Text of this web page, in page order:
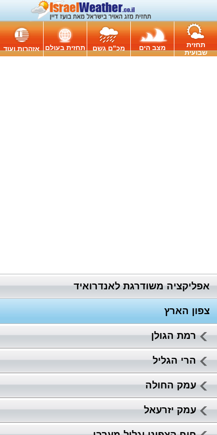
תחזית
שבועית
מצב הים מכ"ם גשם תחזית בעולם אזהרות ועוד
אפליקציה משודרגת לאנדרואיד
צפון הארץ
רמת הגולן
הרי הגליל
עמק החולה
עמק יזרעאל